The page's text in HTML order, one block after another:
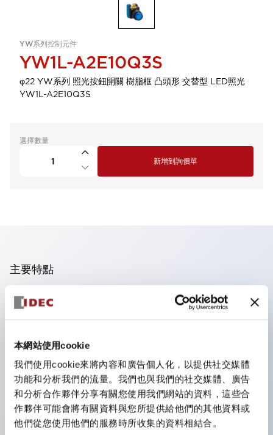
本網站使用cookie
我們使用cookie來將內容和廣告個人化，以提供社交媒體
功能和分析我們的流量。我們也與我們的社交媒體、廣告
和分析合作夥伴分享有關您使用我們網站的資料，這些合
作夥伴可能會將有關資料與您所提供給他們的其他資料或
他們從您使用他們的服務時所收集的資料相結合。
YW系列控制元件
YW1L-A2E10Q3S
φ22 YW系列 照光按鈕開關 樹脂框 凸頭形 交替型 LED照光
YW1L-A2E10Q3S
選擇數量
新增到詢價單
主要特點
手指安全型螺絲端子。
保護等級為 IP20(IEC60529)（面板前為IP65）。
另具備鑰匙選擇開關，一體型指示燈，機種豐富！
備有符合國際標準的緊急停止開關。備有照明與非照明
型。解除鎖定方式有拉出或旋轉型。具備直接開路動作功
能（IEC60947-5-1 附件K）。具備安全鎖定結構